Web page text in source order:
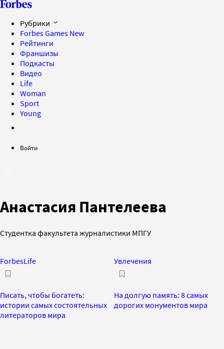
Рубрики
Forbes Games New
Рейтинги
Франшизы
Подкасты
Видео
Life
Woman
Sport
Young
Войти
Анастасия Пантелеева
Студентка факультета журналистики МПГУ
ForbesLife
Писать, чтобы богатеть:
истории самых состоятельных
литераторов мира
Увлечения
На долгую память: 8 самых
дорогих монументов мира